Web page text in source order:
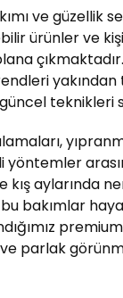
ve güzellik
ürünler ve
teknikleri
yöntemler
kış aylarında
bakımlar
ve parlak